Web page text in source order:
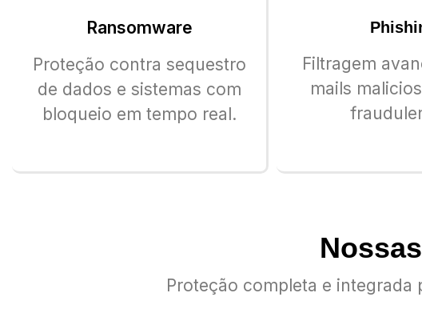
Ransomware
Proteção contra sequestro
de dados e sistemas com
bloqueio em tempo real.
Filtragem
mails
Proteção completa e